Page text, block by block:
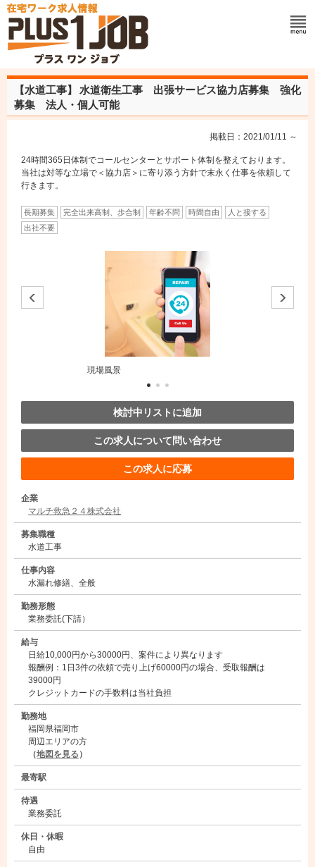
【水道工事】
水道衛生工事 出張サービス協力店募集 強化
募集 法人・個人可能
掲載日：2021/01/11 ～
24時間365日体制でコールセンターとサポート体制を整えております。
当社は対等な立場で＜協力店＞に寄り添う方針で末永く仕事を依頼して
行きます。
長期募集 完全出来高制、歩合制 年齢不問 時間自由
人と接する
出社不要
現場風景
検討中リストに追加
この求人について問い合わせ
この求人に応募
企業
マルチ救急２４株式会社
募集職種
水道工事
仕事内容
水漏れ修繕、全般
勤務形態
業務委託(下請）
給与
日給10,000円から30000円、案件により異なります
報酬例：1日3件の依頼で売り上げ60000円の場合、受取報酬は
39000円
クレジットカードの手数料は当社負担
勤務地
福岡県福岡市
周辺エリアの方
（地図を見る ）
最寄駅
待遇
業務委託
休日・休暇
自由